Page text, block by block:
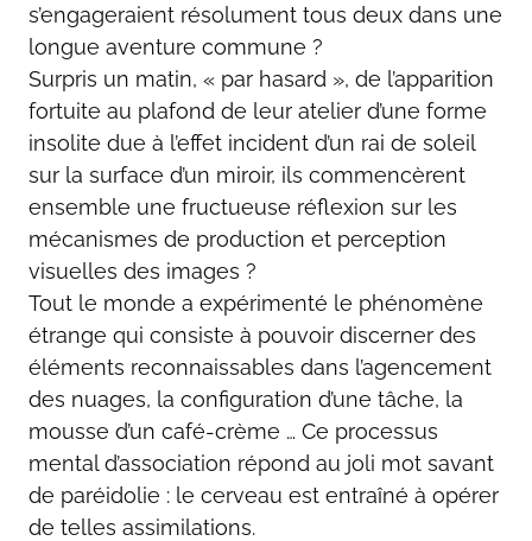
s’engageraient résolument tous deux dans une
longue aventure commune ?
Surpris un matin, « par hasard », de l’apparition
fortuite au plafond de leur atelier d’une forme
insolite due à l’effet incident d’un rai de soleil
sur la surface d’un miroir, ils commencèrent
ensemble une fructueuse réflexion sur les
mécanismes de production et perception
visuelles des images ?
Tout le monde a expérimenté le phénomène
étrange qui consiste à pouvoir discerner des
éléments reconnaissables dans l’agencement
des nuages, la configuration d’une tâche, la
mousse d’un café-crème … Ce processus
mental d’association répond au joli mot savant
de paréidolie : le cerveau est entraîné à opérer
de telles assimilations.